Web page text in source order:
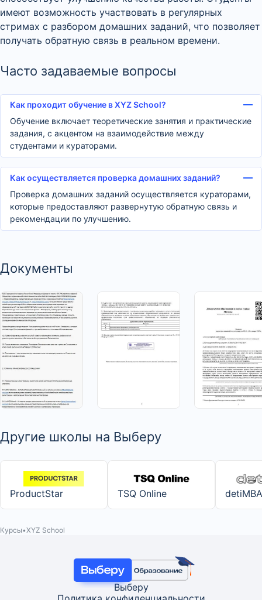
имеют возможность участвовать в регулярных
стримах с разбором домашних заданий, что позволяет
получать обратную связь в реальном времени.
Часто задаваемые вопросы
Как проходит обучение в XYZ School?
Обучение включает теоретические занятия и практические
задания, с акцентом на взаимодействие между
студентами и кураторами.
Как осуществляется проверка домашних заданий?
Проверка домашних заданий осуществляется кураторами,
которые предоставляют развернутую обратную связь и
рекомендации по улучшению.
Документы
Другие школы на Выберу
ProductStar TSQ Online detiMBA
Курсы XYZ School
Выберу